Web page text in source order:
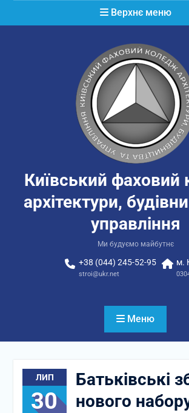
Верхнє меню
Київський
архітектури,
управління
Ми будуємо майбутнє
+38 (044) 245-52-95
stroi@ukr.net
м.
Меню
ЛИП
30
Батьківські
нового